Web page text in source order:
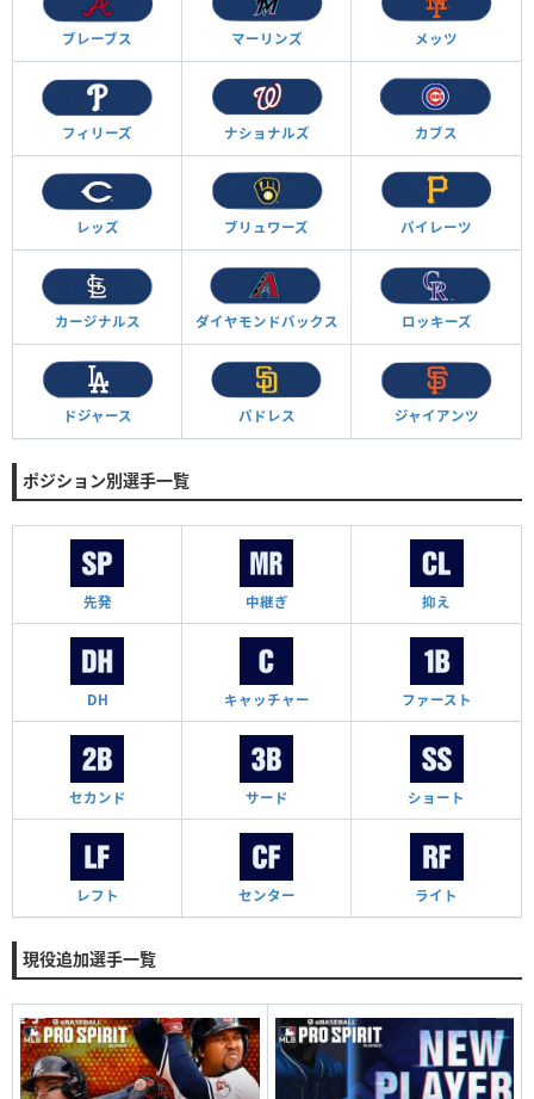
ブレーブス マーリンズ メッツ
フィリーズ ナショナルズ カブス
レッズ ブリュワーズ パイレーツ
カージナルス ダイヤモンドバックス ロッキーズ
ドジャース パドレス ジャイアンツ
ポジション別選手一覧
先発 中継ぎ 抑え
DH キャッチャー ファースト
セカンド サード ショート
レフト センター ライト
現役追加選手一覧